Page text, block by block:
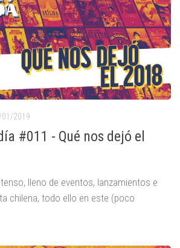
01/2019
#011 - Qué nos dejó el
lleno de eventos, lanzamientos e
chilena, todo ello en este (poco